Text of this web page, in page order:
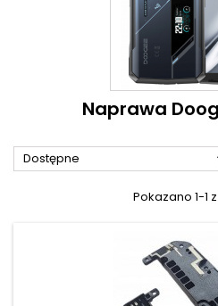
Naprawa
Dostępne
Pokazano 1-1